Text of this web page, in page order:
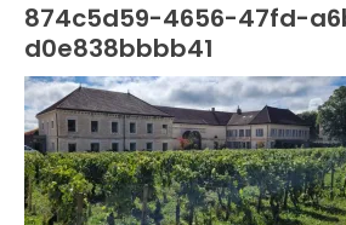
874c5d59-4656-47fd-
d0e838bbbb41